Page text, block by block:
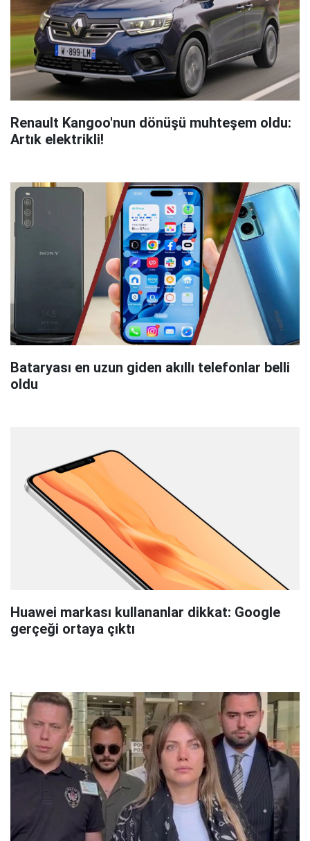
Renault Kangoo'nun dönüşü muhteşem oldu:
Artık elektrikli!
Bataryası en uzun giden akıllı telefonlar belli
oldu
Huawei markası kullananlar dikkat: Google
gerçeği ortaya çıktı